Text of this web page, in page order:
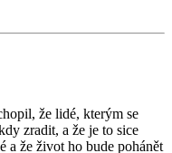
že lidé, kterým se
zradit, a že je to sice
a že život ho bude pohánět